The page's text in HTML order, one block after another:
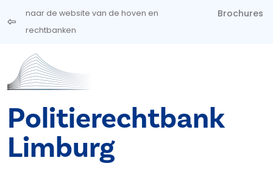
Overslaan en naar de inhoud gaan
naar de website van de hoven en
rechtbanken
Brochures
Politierechtbank
Limburg